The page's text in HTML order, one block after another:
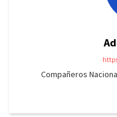
Compañeros